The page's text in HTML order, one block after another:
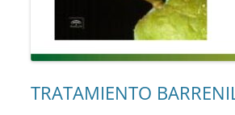
TRATAMIENTO